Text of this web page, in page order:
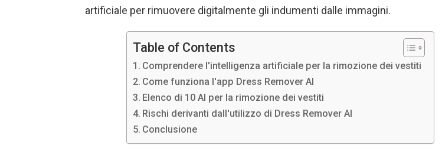
artificiale per rimuovere digitalmente gli indumenti dalle immagini.
Table of Contents
Comprendere l'intelligenza artificiale per la rimozione dei vestiti
Come funziona l'app Dress Remover AI
Elenco di 10 AI per la rimozione dei vestiti
Rischi derivanti dall'utilizzo di Dress Remover AI
Conclusione